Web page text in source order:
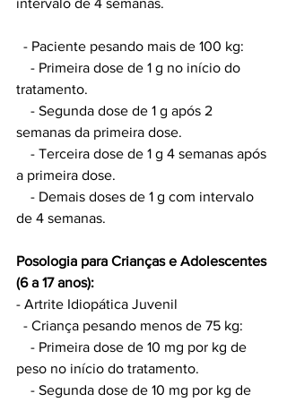
intervalo de 4 semanas.
  - Paciente pesando mais de 100 kg:
tratamento.
semanas da primeira dose.
a primeira dose.
de 4 semanas.
Posologia para Crianças e Adolescentes
(6 a 17 anos):
- Artrite Idiopática Juvenil
  - Criança pesando menos de 75 kg:
peso no início do tratamento.